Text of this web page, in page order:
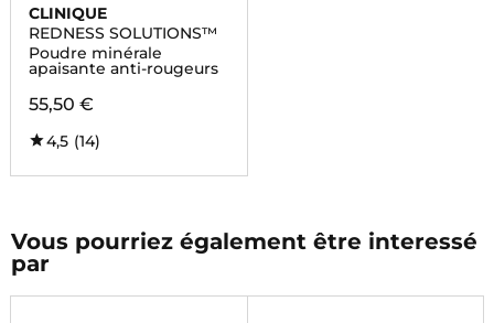
CLINIQUE
REDNESS SOLUTIONS™
Poudre minérale
apaisante anti-rougeurs
55,50 €
4,5 (14)
Vous pourriez également être interessé
par